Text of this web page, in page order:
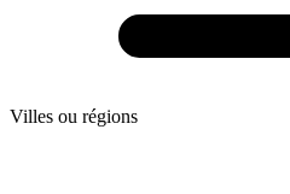
Villes ou régions